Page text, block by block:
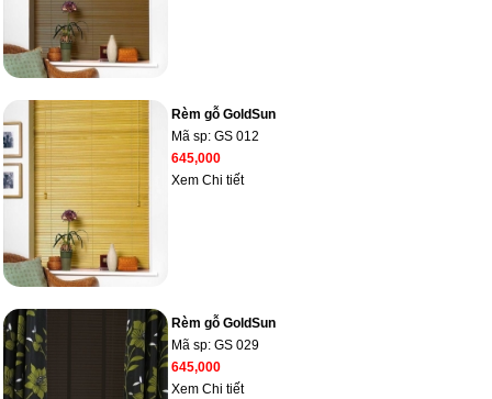
Rèm gỗ GoldSun
Mã sp: GS 012
645,000
Xem Chi tiết
Rèm gỗ GoldSun
Mã sp: GS 029
645,000
Xem Chi tiết